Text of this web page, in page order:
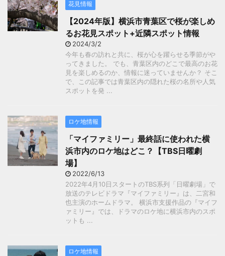
花見情報
【2024年版】横浜市青葉区で桜が楽しめ
るお花見スポット+近隣スポット情報
2024/3/2
今年も春の訪れと共に、桜が心を躍らせる季節がや
ってきました。 でも、青葉区内のどこで最高のお花
見を楽しめるのか、情報に迷っていませんか？ そこ
で、この記事では青葉区内の隠れた桜の名所や人気
スポットを発 ...
ロケ地情報
「マイファミリー」最終話に使われた横
浜市内のロケ地はどこ？【TBS日曜劇
場】
2022/6/13
2022年4月10日スタートのTBS系列「日曜劇場」で
放送のテレビドラマ『マイファミリー』は、二宮和
也主演のホームドラマ。 横浜市支援作品の『マイフ
ァミリー』では、ドラマのロケ地に横浜市内のスポ
ットも ...
ロケ地情報